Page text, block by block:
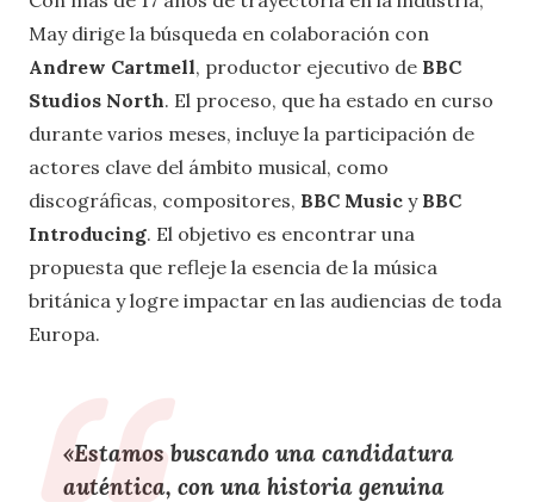
May dirige la búsqueda en colaboración con
Andrew Cartmell, productor ejecutivo de BBC
Studios North. El proceso, que ha estado en curso
durante varios meses, incluye la participación de
actores clave del ámbito musical, como
discográficas, compositores, BBC Music y BBC
Introducing. El objetivo es encontrar una
propuesta que refleje la esencia de la música
británica y logre impactar en las audiencias de toda
Europa.
«Estamos buscando una candidatura
auténtica, con una historia genuina